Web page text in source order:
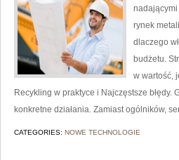
nadającymi
rynek
dlaczego
budżetu.
w wartość,
Recykling w praktyce i Najczęstsze błędy.
konkretne działania. Zamiast ogólników,
CATEGORIES: NOWE TECHNOLOGIE